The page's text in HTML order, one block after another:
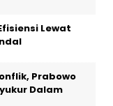
Lewat
Prabowo
Dalam